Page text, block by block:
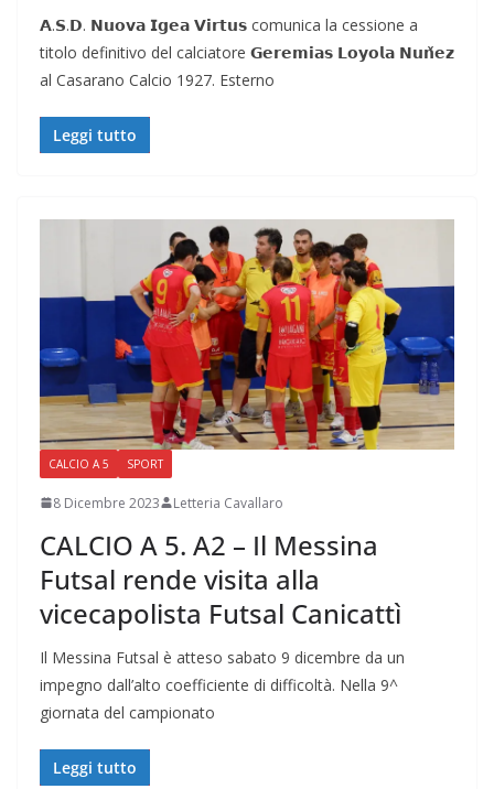
𝗔.𝗦.𝗗. 𝗡𝘂𝗼𝘃𝗮 𝗜𝗴𝗲𝗮 𝗩𝗶𝗿𝘁𝘂𝘀 comunica la cessione a
titolo definitivo del calciatore 𝗚𝗲𝗿𝗲𝗺𝗶𝗮𝘀 𝗟𝗼𝘆𝗼𝗹𝗮 𝗡𝘂𝗻̌𝗲𝘇
al Casarano Calcio 1927. Esterno
Leggi tutto
CALCIO A 5 SPORT
8 Dicembre 2023 Letteria Cavallaro
CALCIO A 5. A2 – Il Messina
Futsal rende visita alla
vicecapolista Futsal Canicattì
Il Messina Futsal è atteso sabato 9 dicembre da un
impegno dall’alto coefficiente di difficoltà. Nella 9^
giornata del campionato
Leggi tutto